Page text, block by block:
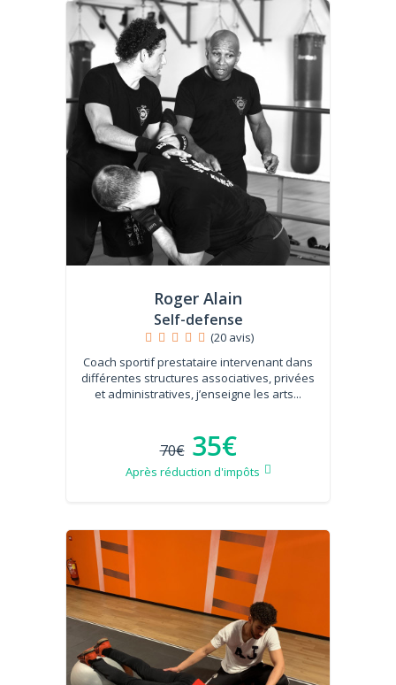
Roger Alain
Self-defense
(20 avis)
Coach sportif prestataire intervenant dans
différentes structures associatives, privées
et administratives, j’enseigne les arts...
70€ 35€
Après réduction d'impôts